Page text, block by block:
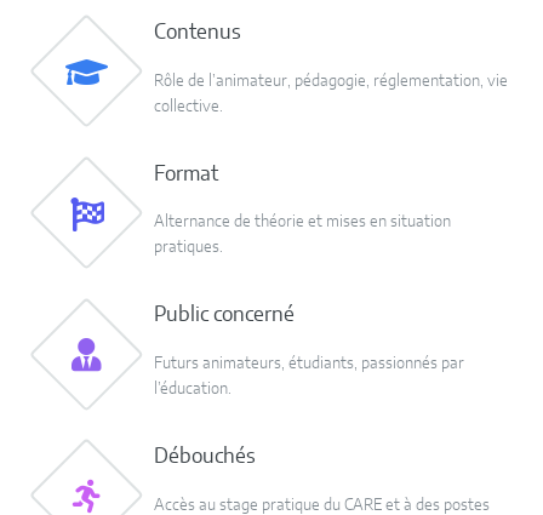
Contenus
Rôle de l’animateur, pédagogie, réglementation, vie
collective.
Format
Alternance de théorie et mises en situation
pratiques.
Public concerné
Futurs animateurs, étudiants, passionnés par
l’éducation.
Débouchés
Accès au stage pratique du CARE et à des postes